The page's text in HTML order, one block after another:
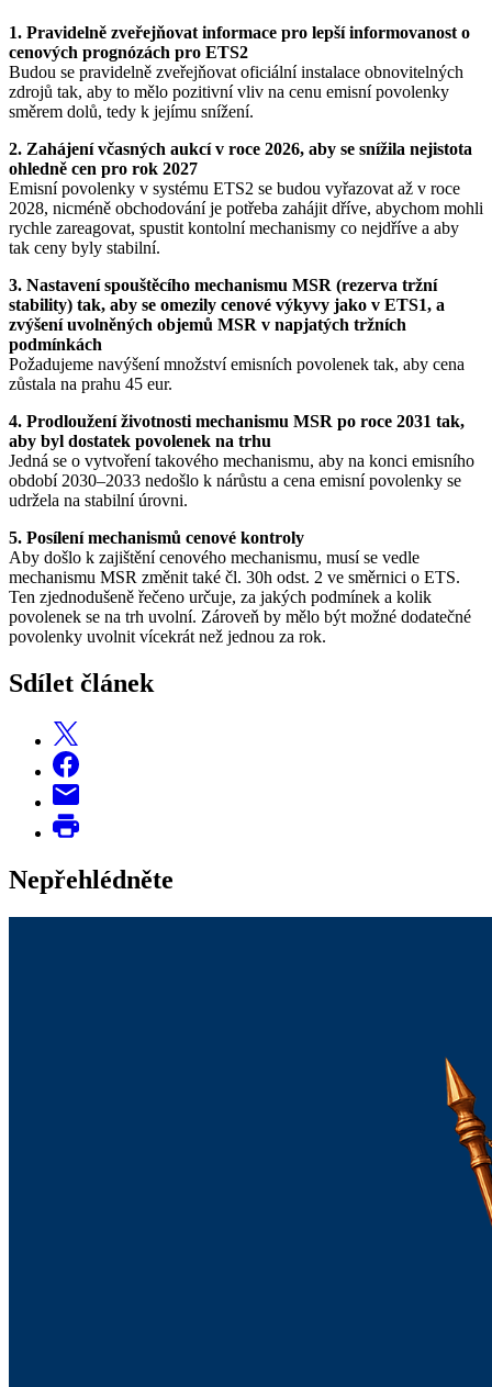
1. Pravidelně zveřejňovat informace pro lepší informovanost o
cenových prognózách pro ETS2
Budou se pravidelně zveřejňovat oficiální instalace obnovitelných
zdrojů tak, aby to mělo pozitivní vliv na cenu emisní povolenky
směrem dolů, tedy k jejímu snížení.
2. Zahájení včasných aukcí v roce 2026, aby se snížila nejistota
ohledně cen pro rok 2027
Emisní povolenky v systému ETS2 se budou vyřazovat až v roce
2028, nicméně obchodování je potřeba zahájit dříve, abychom mohli
rychle zareagovat, spustit kontolní mechanismy co nejdříve a aby
tak ceny byly stabilní.
3. Nastavení spouštěcího mechanismu MSR (rezerva tržní
stability) tak, aby se omezily cenové výkyvy jako v ETS1, a
zvýšení uvolněných objemů MSR v napjatých tržních
podmínkách
Požadujeme navýšení množství emisních povolenek tak, aby cena
zůstala na prahu 45 eur.
4. Prodloužení životnosti mechanismu MSR po roce 2031 tak,
aby byl dostatek povolenek na trhu
Jedná se o vytvoření takového mechanismu, aby na konci emisního
období 2030–2033 nedošlo k nárůstu a cena emisní povolenky se
udržela na stabilní úrovni.
5. Posílení mechanismů cenové kontroly
Aby došlo k zajištění cenového mechanismu, musí se vedle
mechanismu MSR změnit také čl. 30h odst. 2 ve směrnici o ETS.
Ten zjednodušeně řečeno určuje, za jakých podmínek a kolik
povolenek se na trh uvolní. Zároveň by mělo být možné dodatečné
povolenky uvolnit vícekrát než jednou za rok.
Sdílet článek
Nepřehlédněte